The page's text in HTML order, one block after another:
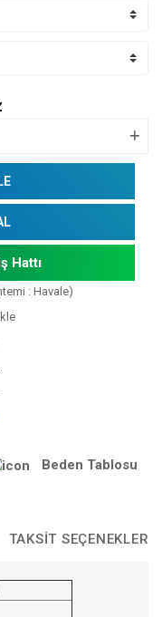
Hattı
: Havale)
Beden Tablosu
TAKSIT SEÇENEKLERI